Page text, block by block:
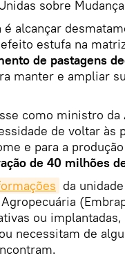
sobre
é alcançar
estufa na
de pastagens
manter e ampliar
como ministro da
de voltar às
e para a
de 40 milhões
da
ou implantadas,
ou necessitam de